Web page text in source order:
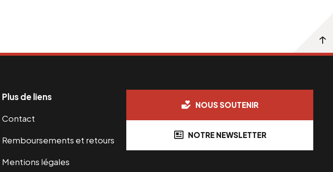
Plus de liens
Contact
Remboursements et retours
Mentions légales
NOUS SOUTENIR
NOTRE NEWSLETTER